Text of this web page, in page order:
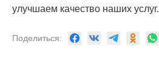
улучшаем качество наших услуг.
Поделиться: